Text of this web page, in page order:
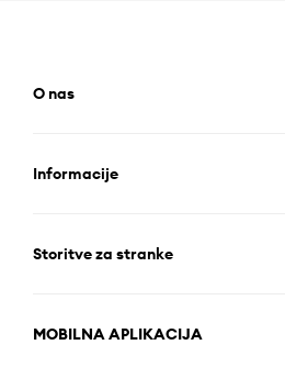
O nas
Informacije
Storitve za stranke
MOBILNA APLIKACIJA